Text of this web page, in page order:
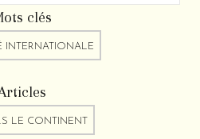
clés
INTERNATIONALE
LE CONTINENT